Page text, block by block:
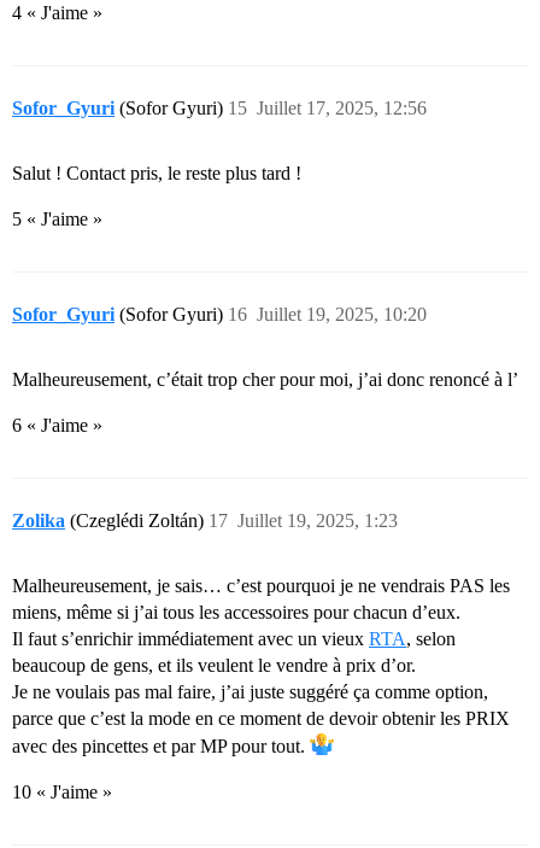
4 « J'aime »
Sofor_Gyuri (Sofor Gyuri) Juillet 17, 2025, 12:56
15
Salut ! Contact pris, le reste plus tard !
5 « J'aime »
Sofor_Gyuri (Sofor Gyuri) Juillet 19, 2025, 10:20
16
Malheureusement, c’était trop cher pour moi, j’ai donc renoncé à l’
6 « J'aime »
Zolika (Czeglédi Zoltán) Juillet 19, 2025, 1:23
17
Malheureusement, je sais… c’est pourquoi je ne vendrais PAS les
miens, même si j’ai tous les accessoires pour chacun d’eux.
Il faut s’enrichir immédiatement avec un vieux RTA, selon
beaucoup de gens, et ils veulent le vendre à prix d’or.
Je ne voulais pas mal faire, j’ai juste suggéré ça comme option,
parce que c’est la mode en ce moment de devoir obtenir les PRIX
avec des pincettes et par MP pour tout.
10 « J'aime »